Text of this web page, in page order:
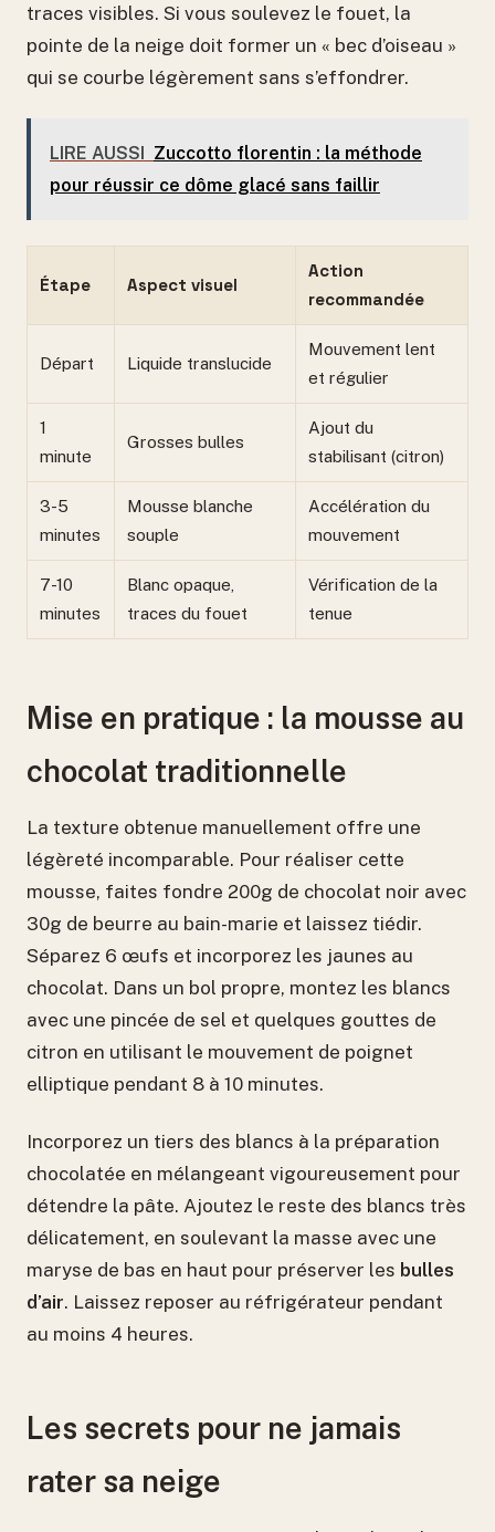
traces visibles. Si vous soulevez le fouet, la
pointe de la neige doit former un « bec d’oiseau »
qui se courbe légèrement sans s’effondrer.
LIRE AUSSI
Zuccotto florentin : la méthode
pour réussir ce dôme glacé sans faillir
Étape Aspect visuel
Action
recommandée
Départ Liquide translucide
Mouvement lent
et régulier
1
minute
Grosses bulles
Ajout du
stabilisant (citron)
3-5
minutes
Mousse blanche
souple
Accélération du
mouvement
7-10
minutes
Blanc opaque,
traces du fouet
Vérification de la
tenue
Mise en pratique : la mousse au
chocolat traditionnelle
La texture obtenue manuellement offre une
légèreté incomparable. Pour réaliser cette
mousse, faites fondre 200g de chocolat noir avec
30g de beurre au bain-marie et laissez tiédir.
Séparez 6 œufs et incorporez les jaunes au
chocolat. Dans un bol propre, montez les blancs
avec une pincée de sel et quelques gouttes de
citron en utilisant le mouvement de poignet
elliptique pendant 8 à 10 minutes.
Incorporez un tiers des blancs à la préparation
chocolatée en mélangeant vigoureusement pour
détendre la pâte. Ajoutez le reste des blancs très
délicatement, en soulevant la masse avec une
maryse de bas en haut pour préserver les bulles
d’air. Laissez reposer au réfrigérateur pendant
au moins 4 heures.
Les secrets pour ne jamais
rater sa neige